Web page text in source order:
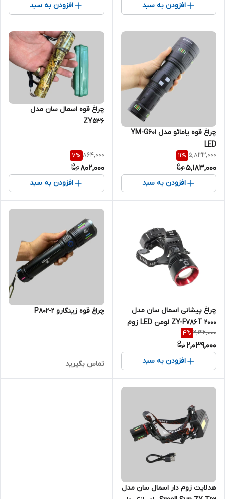
افزودن به سبد افزودن به سبد
چراغ قوه یامائو مدل YM-G601
LED
5,833,000
11%
5,183,000
افزودن به سبد
چراغ قوه اسمال سان مدل
ZY536
864,000
7%
802,000
افزودن به سبد
چراغ پیشانی اسمال سان مدل
ZY-F786T ۲۰۰۰ لومن LED زوم
دار
2,142,000
4%
2,039,000
افزودن به سبد
چراغ قوه زینگارو P802-2
تماس بگیرید
هدلایت زوم دار اسمال سان مدل